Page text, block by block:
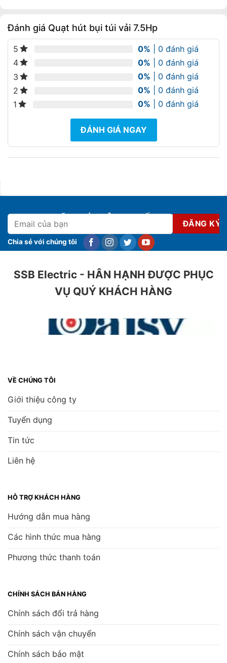
Đánh giá Quạt hút bụi túi vải 7.5Hp
5 0% | 0 đánh giá
4
0% | 0 đánh giá
3
0% | 0 đánh giá
2
0% | 0 đánh giá
1
0% | 0 đánh giá
ĐÁNH GIÁ NGAY
ĐĂNG KÝ NHẬN KHUYẾN MẠI
Chia sẻ với chúng tôi
SSB Electric - HÂN HẠNH ĐƯỢC PHỤC
VỤ QUÝ KHÁCH HÀNG
VỀ CHÚNG TÔI
Giới thiệu công ty
Tuyển dụng
Tin tức
Liên hệ
HỖ TRỢ KHÁCH HÀNG
Hướng dẫn mua hàng
Các hình thức mua hàng
Phương thức thanh toán
CHÍNH SÁCH BÁN HÀNG
Chính sách đổi trả hàng
Chính sách vận chuyển
Chính sách bảo mật